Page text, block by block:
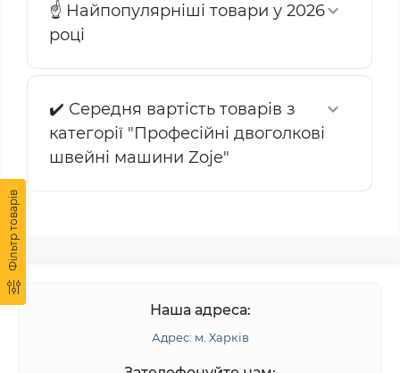
Фільтр товарів
☝️ Найпопулярніші товари у 2026
році
✔️ Середня вартість товарів з
категорії "Професійні двоголкові
швейні машини Zoje"
Наша адреса:
Адрес: м. Харків